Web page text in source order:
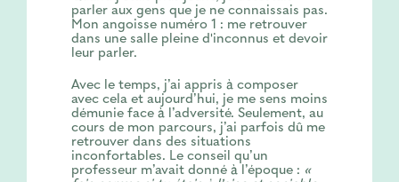
parler aux gens que je ne connaissais pas.
Mon angoisse numéro 1 : me retrouver
dans une salle pleine d'inconnus et devoir
leur parler.
Avec le temps, j’ai appris à composer
avec cela et aujourd’hui, je me sens moins
démunie face à l’adversité. Seulement, au
cours de mon parcours, j’ai parfois dû me
retrouver dans des situations
inconfortables. Le conseil qu’un
professeur m’avait donné à l’époque : «